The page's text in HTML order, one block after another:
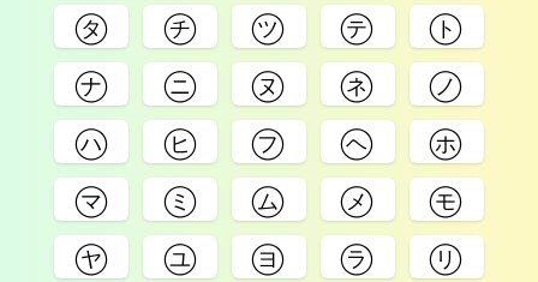
㋟
㋠ ㋡ ㋢
㋣
㋤
㋥ ㋦ ㋧
㋨
㋩
㋪ ㋫ ㋬
㋭
㋮
㋯ ㋰ ㋱
㋲
㋳
㋴ ㋵ ㋶
㋷